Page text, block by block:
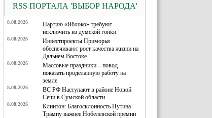
RSS ПОРТАЛА 'ВЫБОР НАРОДА'
8.08.2026
Партию «Яблоко» требуют
исключить из думской гонки
8.08.2026
Инвестпроекты Приморья
обеспечивают рост качества жизни на
Дальнем Востоке
8.08.2026
Массовые праздники – повод
показать проделанную работу на
земле
8.08.2026
ВС РФ Наступают в районе Новой
Сечи в Сумской области
8.08.2026
Клинтон: Благосклонность Путина
Трампу важнее Нобелевской премии